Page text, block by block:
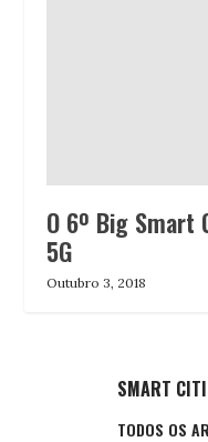
O 6º Big Smart
5G
Outubro 3, 2018
SMART
TODOS OS